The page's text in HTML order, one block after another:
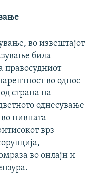
во извештајот
била
правосудниот
во однос
страна на
однесување
нивната
врз
во онлајн и